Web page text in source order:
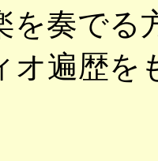
を奏でる
オ遍歴を